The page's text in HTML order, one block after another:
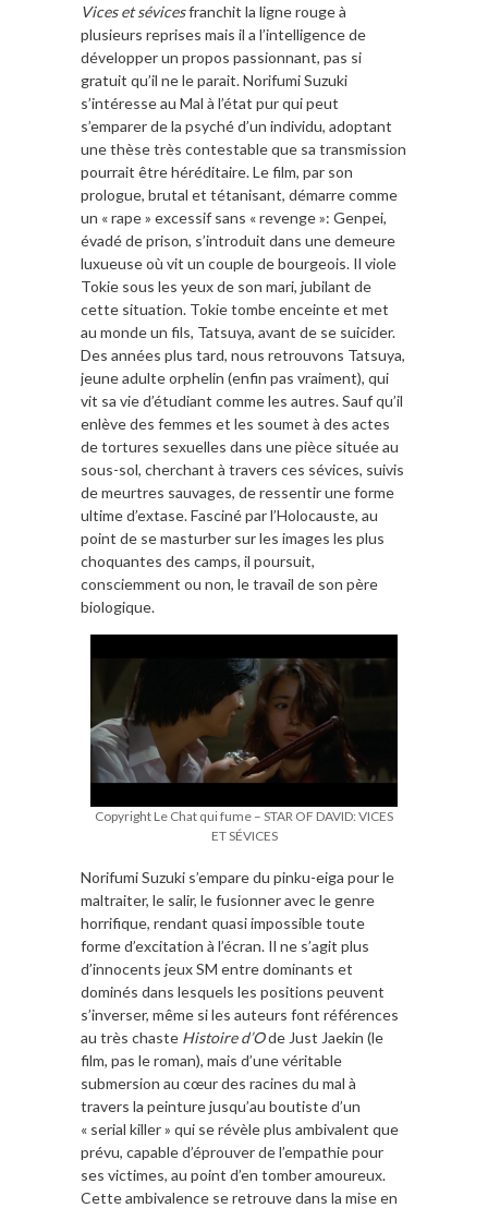
Vices et sévicesfranchit la ligne rouge à
plusieurs reprises mais il a l’intelligence de
développer un propos passionnant, pas si
gratuit qu’il ne le parait. Norifumi Suzuki
s’intéresse au Mal à l’état pur qui peut
s’emparer de la psyché d’un individu, adoptant
une thèse très contestable que sa transmission
pourrait être héréditaire. Le film, par son
prologue, brutal et tétanisant, démarre comme
un « rape » excessif sans « revenge »: Genpei,
évadé de prison, s’introduit dans une demeure
luxueuse où vit un couple de bourgeois. Il viole
Tokie sous les yeux de son mari, jubilant de
cette situation. Tokie tombe enceinte et met
au monde un fils, Tatsuya, avant de se suicider.
Des années plus tard, nous retrouvons Tatsuya,
jeune adulte orphelin (enfin pas vraiment), qui
vit sa vie d’étudiant comme les autres. Sauf qu’il
enlève des femmes et les soumet à des actes
de tortures sexuelles dans une pièce située au
sous-sol, cherchant à travers ces sévices, suivis
de meurtres sauvages, de ressentir une forme
ultime d’extase. Fasciné par l’Holocauste, au
point de se masturber sur les images les plus
choquantes des camps, il poursuit,
consciemment ou non, le travail de son père
biologique.
Copyright Le Chat qui fume – STAR OF DAVID: VICES
ET SÉVICES
Norifumi Suzuki s’empare du pinku-eiga pour le
maltraiter, le salir, le fusionner avec le genre
horrifique, rendant quasi impossible toute
forme d’excitation à l’écran. Il ne s’agit plus
d’innocents jeux SM entre dominants et
dominés dans lesquels les positions peuvent
s’inverser, même si les auteurs font références
au très chaste Histoire d’Ode Just Jaekin (le
film, pas le roman), mais d’une véritable
submersion au cœur des racines du mal à
travers la peinture jusqu’au boutiste d’un
« serial killer » qui se révèle plus ambivalent que
prévu, capable d’éprouver de l’empathie pour
ses victimes, au point d’en tomber amoureux.
Cette ambivalence se retrouve dans la mise en